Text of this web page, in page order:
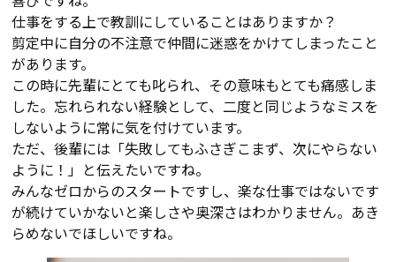
仕事をする上で教訓にしていることはありますか？
剪定中に自分の不注意で仲間に迷惑をかけてしまったこと
があります。
この時に先輩にとても叱られ、その意味もとても痛感しま
した。忘れられない経験として、二度と同じようなミスを
しないように常に気を付けています。
ただ、後輩には「失敗してもふさぎこまず、次にやらない
ように！」と伝えたいですね。
みんなゼロからのスタートですし、楽な仕事ではないです
が続けていかないと楽しさや奥深さはわかりません。あき
らめないでほしいですね。